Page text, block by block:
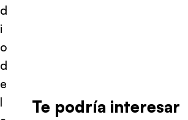
d
i
o
d
e
l
Te podría interesar